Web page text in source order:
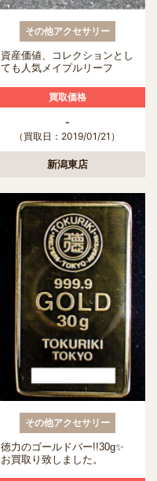
その他アクセサリー
資産価値、コレクションとし
ても人気メイプルリーフ
買取価格
-
（買取日：2019/01/21）
新潟東店
その他アクセサリー
徳力のゴールドバー!!30g✨
お買取り致しました。